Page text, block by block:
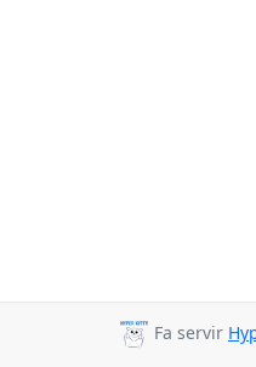
Fa servir